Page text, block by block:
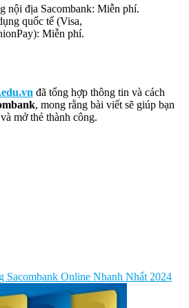
nội địa Sacombank: Miễn phí.
quốc tế (Visa,
Miễn phí.
đã tổng hợp thông tin và cách
, mong rằng bài viết sẽ giúp bạn
mở thẻ thành công.
Sacombank Online Nhanh Nhất 2024